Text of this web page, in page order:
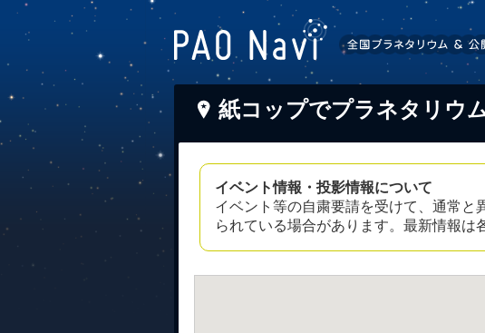
紙コップでプラネタリウ
イベント情報・投影情報について
イベント等の自粛要請を受けて、通常と
られている場合があります。最新情報は